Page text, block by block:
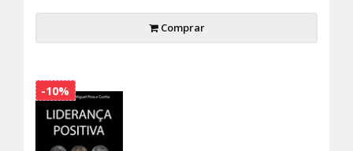
Comprar
-10%